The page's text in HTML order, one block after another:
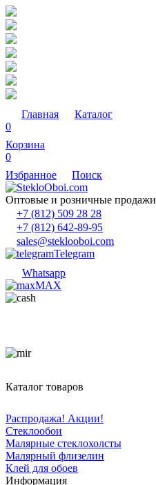
Главная
Каталог
0
Корзина
0
Избранное
Поиск
Оптовые и розничные продажи
+7 (812) 509 28 28
+7 (812) 642-89-95
sales@steklooboi.com
Telegram
Whatsapp
MAX
Каталог товаров
Распродажа! Акции!
Стеклообои
Малярные стеклохолсты
Малярный флизелин
Клей для обоев
Информация